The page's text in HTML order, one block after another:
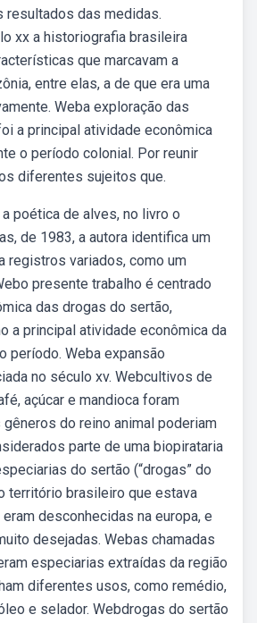
resultados das medidas.
xx a historiografia brasileira
que marcavam a
entre elas, a de que era uma
Weba exploração das
a principal atividade econômica
o período colonial. Por reunir
diferentes sujeitos que.
poética de alves, no livro o
de 1983, a autora identifica um
registros variados, como um
presente trabalho é centrado
das drogas do sertão,
a principal atividade econômica da
período. Weba expansão
no século xv. Webcultivos de
açúcar e mandioca foram
do reino animal poderiam
parte de uma biopirataria
do sertão (“drogas” do
território brasileiro que estava
desconhecidas na europa, e
desejadas. Webas chamadas
especiarias extraídas da região
diferentes usos, como remédio,
e selador. Webdrogas do sertão